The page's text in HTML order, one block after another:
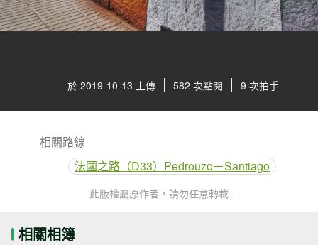
於 2019-10-13 上傳 582 次點閱 9 次拍手
相關路線
法國之路（D33）Pedrouzo－Santiago
此版權屬原作者，請勿任意轉載
相關相簿